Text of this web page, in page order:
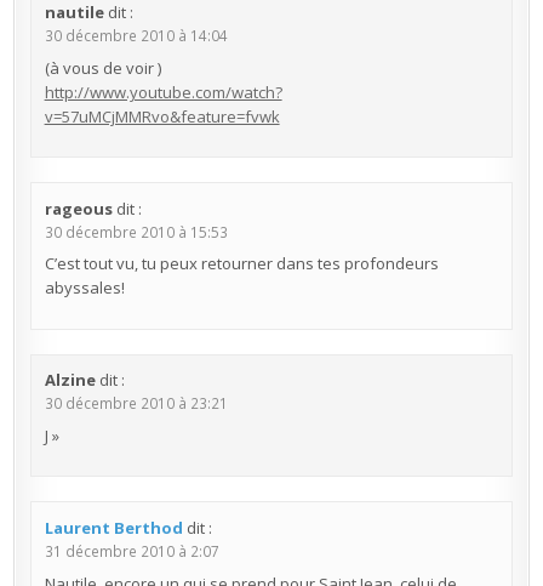
nautile dit :
30 décembre 2010 à 14:04
(à vous de voir )
http://www.youtube.com/watch?
v=57uMCjMMRvo&feature=fvwk
rageous dit :
30 décembre 2010 à 15:53
C’est tout vu, tu peux retourner dans tes profondeurs
abyssales!
Alzine dit :
30 décembre 2010 à 23:21
J »
Laurent Berthod dit :
31 décembre 2010 à 2:07